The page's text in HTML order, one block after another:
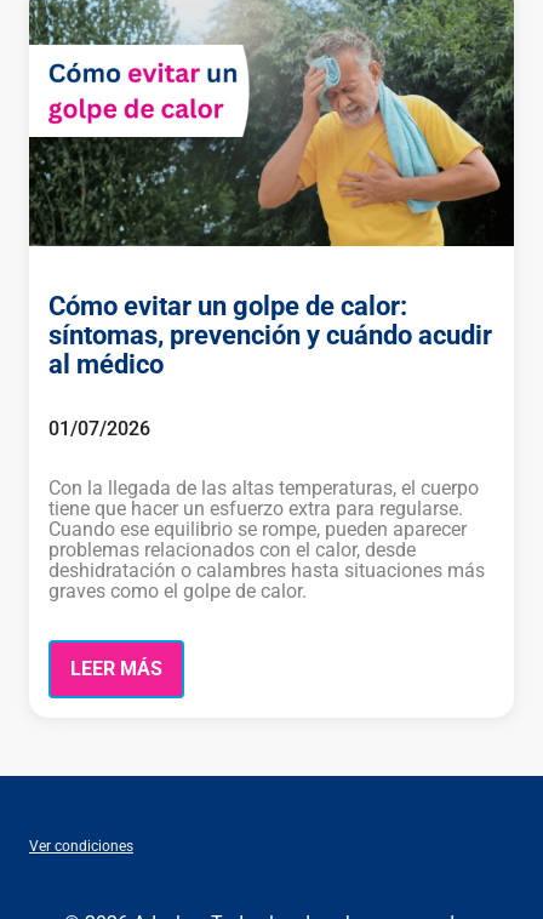
Cómo evitar un golpe de calor:
síntomas, prevención y cuándo acudir
al médico
01/07/2026
Con la llegada de las altas temperaturas, el cuerpo
tiene que hacer un esfuerzo extra para regularse.
Cuando ese equilibrio se rompe, pueden aparecer
problemas relacionados con el calor, desde
deshidratación o calambres hasta situaciones más
graves como el golpe de calor.
LEER MÁS
Ver condiciones